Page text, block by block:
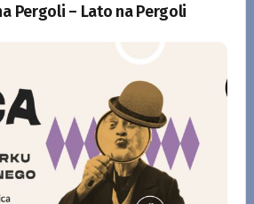
Pergoli – Lato na Pergoli